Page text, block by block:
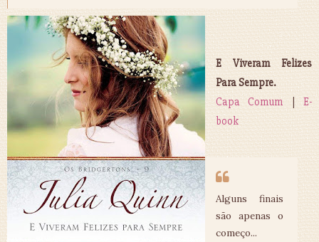
E Viveram Felizes
Para Sempre.
Capa Comum|E-
book
Alguns finais
são apenas o
começo...